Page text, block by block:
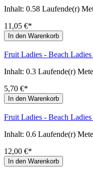
Inhalt: 0.58 Laufende(r)
11,05 €*
In den Warenkorb
Fruit Ladies - Beach Ladies
Inhalt: 0.3 Laufende(r)
5,70 €*
In den Warenkorb
Fruit Ladies - Beach
Inhalt: 0.6 Laufende(r)
12,00 €*
In den Warenkorb